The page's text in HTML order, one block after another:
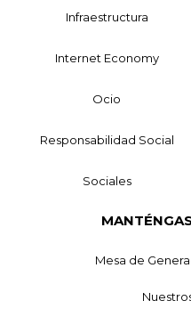
Infraestructura
Internet Economy
Ocio
Responsabilidad Social
Sociales
Mesa de